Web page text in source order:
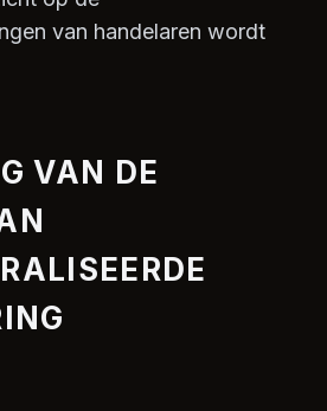
van handelaren wordt
VAN DE